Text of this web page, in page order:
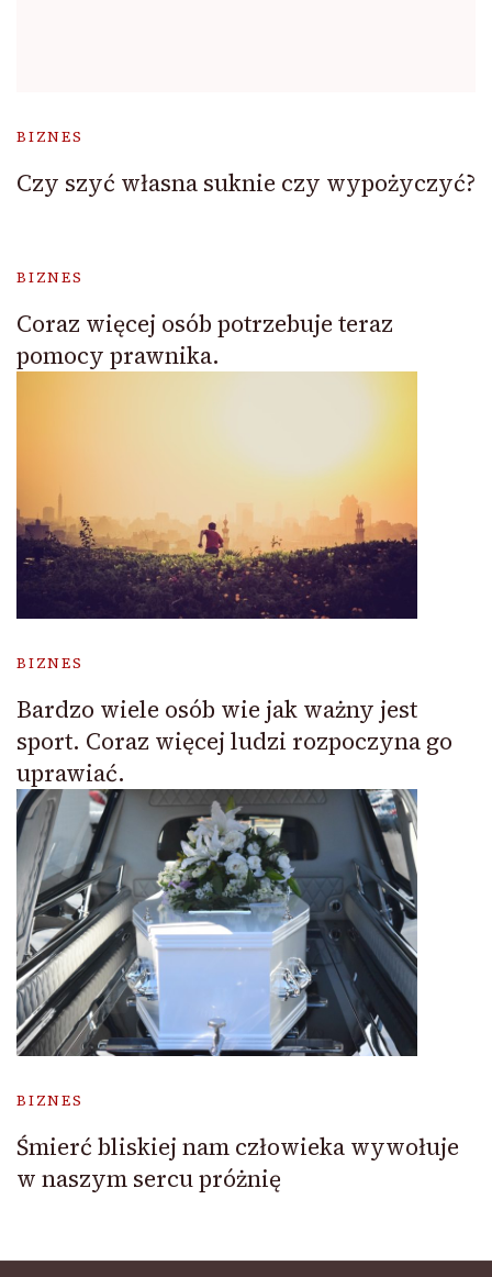
BIZNES
Czy szyć własna suknie czy wypożyczyć?
BIZNES
Coraz więcej osób potrzebuje teraz
pomocy prawnika.
BIZNES
Bardzo wiele osób wie jak ważny jest
sport. Coraz więcej ludzi rozpoczyna go
uprawiać.
BIZNES
Śmierć bliskiej nam człowieka wywołuje
w naszym sercu próżnię